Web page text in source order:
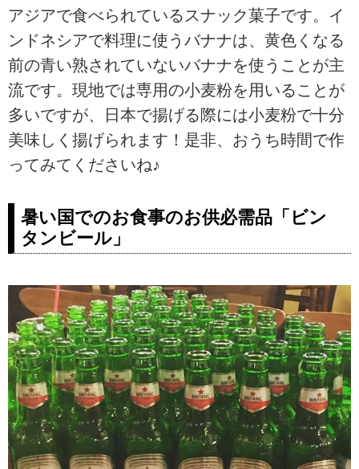
アジアで食べられているスナック菓子です。イ
ンドネシアで料理に使うバナナは、黄色くなる
前の青い熟されていないバナナを使うことが主
流です。現地では専用の小麦粉を用いることが
多いですが、日本で揚げる際には小麦粉で十分
美味しく揚げられます！是非、おうち時間で作
ってみてくださいね♪
暑い国でのお食事のお供必需品「ビン
タンビール」